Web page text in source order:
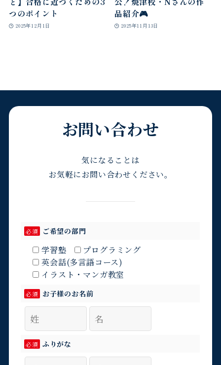
つのポイント
2025年12月1日
品紹介🎮
2025年11月13日
お問い合わせ
気になることは
お気軽にお問い合わせください。
必須 ご希望の部門
学習塾
プログラミング
英会話(多言語コース)
イラスト・マンガ教室
必須 お子様のお名前
必須 ふりがな